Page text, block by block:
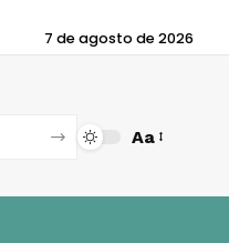
7 de agosto de 2026
Aa